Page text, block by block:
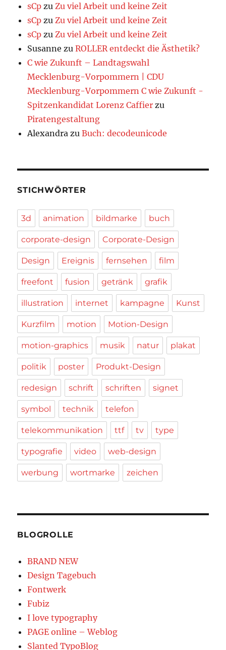
sCp zu Zu viel Arbeit und keine Zeit
sCp zu Zu viel Arbeit und keine Zeit
sCp zu Zu viel Arbeit und keine Zeit
Susanne zuROLLER entdeckt die Ästhetik?
C wie Zukunft – Landtagswahl
Mecklenburg-Vorpommern | CDU
Mecklenburg-Vorpommern C wie Zukunft -
Spitzenkandidat Lorenz Caffier zu
Piratengestaltung
Alexandra zuBuch: decodeunicode
STICHWÖRTER
3d animation bildmarke buch
corporate-design Corporate-Design
Design Ereignis fernsehen film
freefont fusion getränk grafik
illustration internet kampagne Kunst
Kurzfilm motion Motion-Design
motion-graphics musik natur plakat
politik poster Produkt-Design
redesign schrift schriften signet
symbol technik telefon
telekommunikation ttf tv type
typografie video web-design
werbung wortmarke zeichen
BLOGROLLE
BRAND NEW
Design Tagebuch
Fontwerk
Fubiz
I love typography
PAGE online – Weblog
Slanted TypoBlog